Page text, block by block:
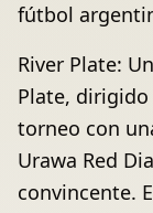
fútbol
River Plate:
Plate,
torneo con
Urawa Red
convincente.